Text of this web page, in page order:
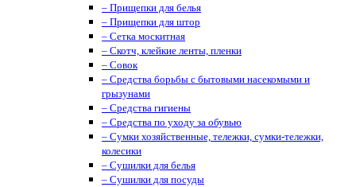
– Прищепки для белья
– Прищепки для штор
– Сетка москитная
– Скотч, клейкие ленты, пленки
– Совок
– Средства борьбы с бытовыми насекомыми и
грызунами
– Средства гигиены
– Средства по уходу за обувью
– Сумки хозяйственные, тележки, сумки-тележки,
колесики
– Сушилки для белья
– Сушилки для посуды